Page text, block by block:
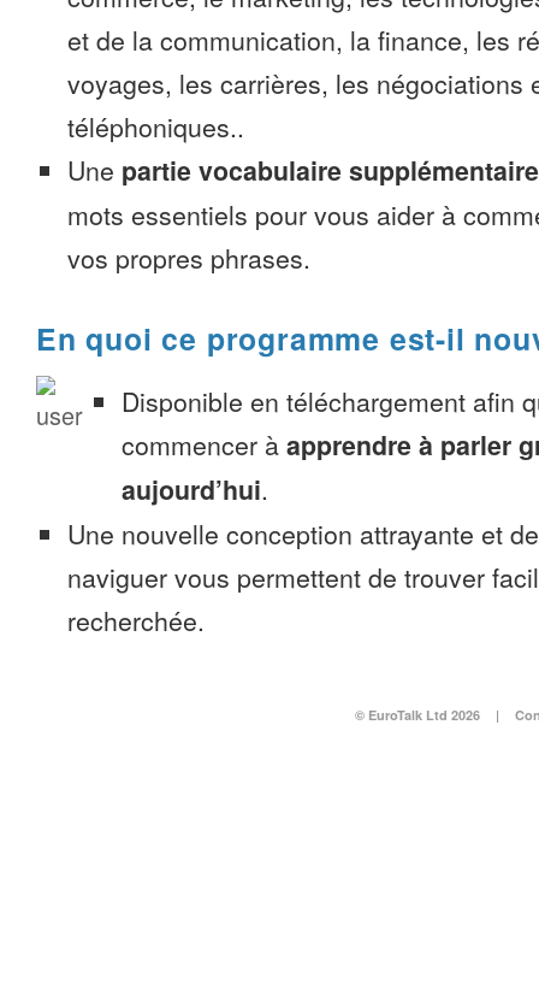
et de la communication, la finance, les
voyages, les carrières, les négociations
téléphoniques..
Une partie vocabulaire supplémentaire
mots essentiels pour vous aider à
vos propres phrases.
En quoi ce programme est-il
Disponible en téléchargement afin
commencer à apprendre à parler
aujourd’hui.
Une nouvelle conception attrayante et
naviguer vous permettent de trouver
recherchée.
© EuroTalk Ltd 2026 |